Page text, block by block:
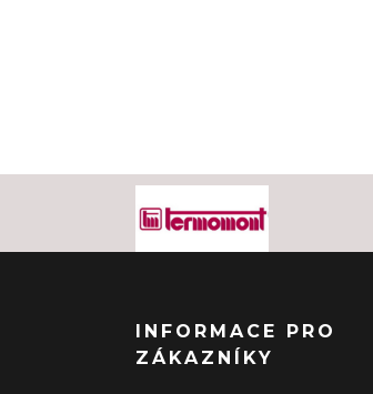
INFORMACE PRO
ZÁKAZNÍKY